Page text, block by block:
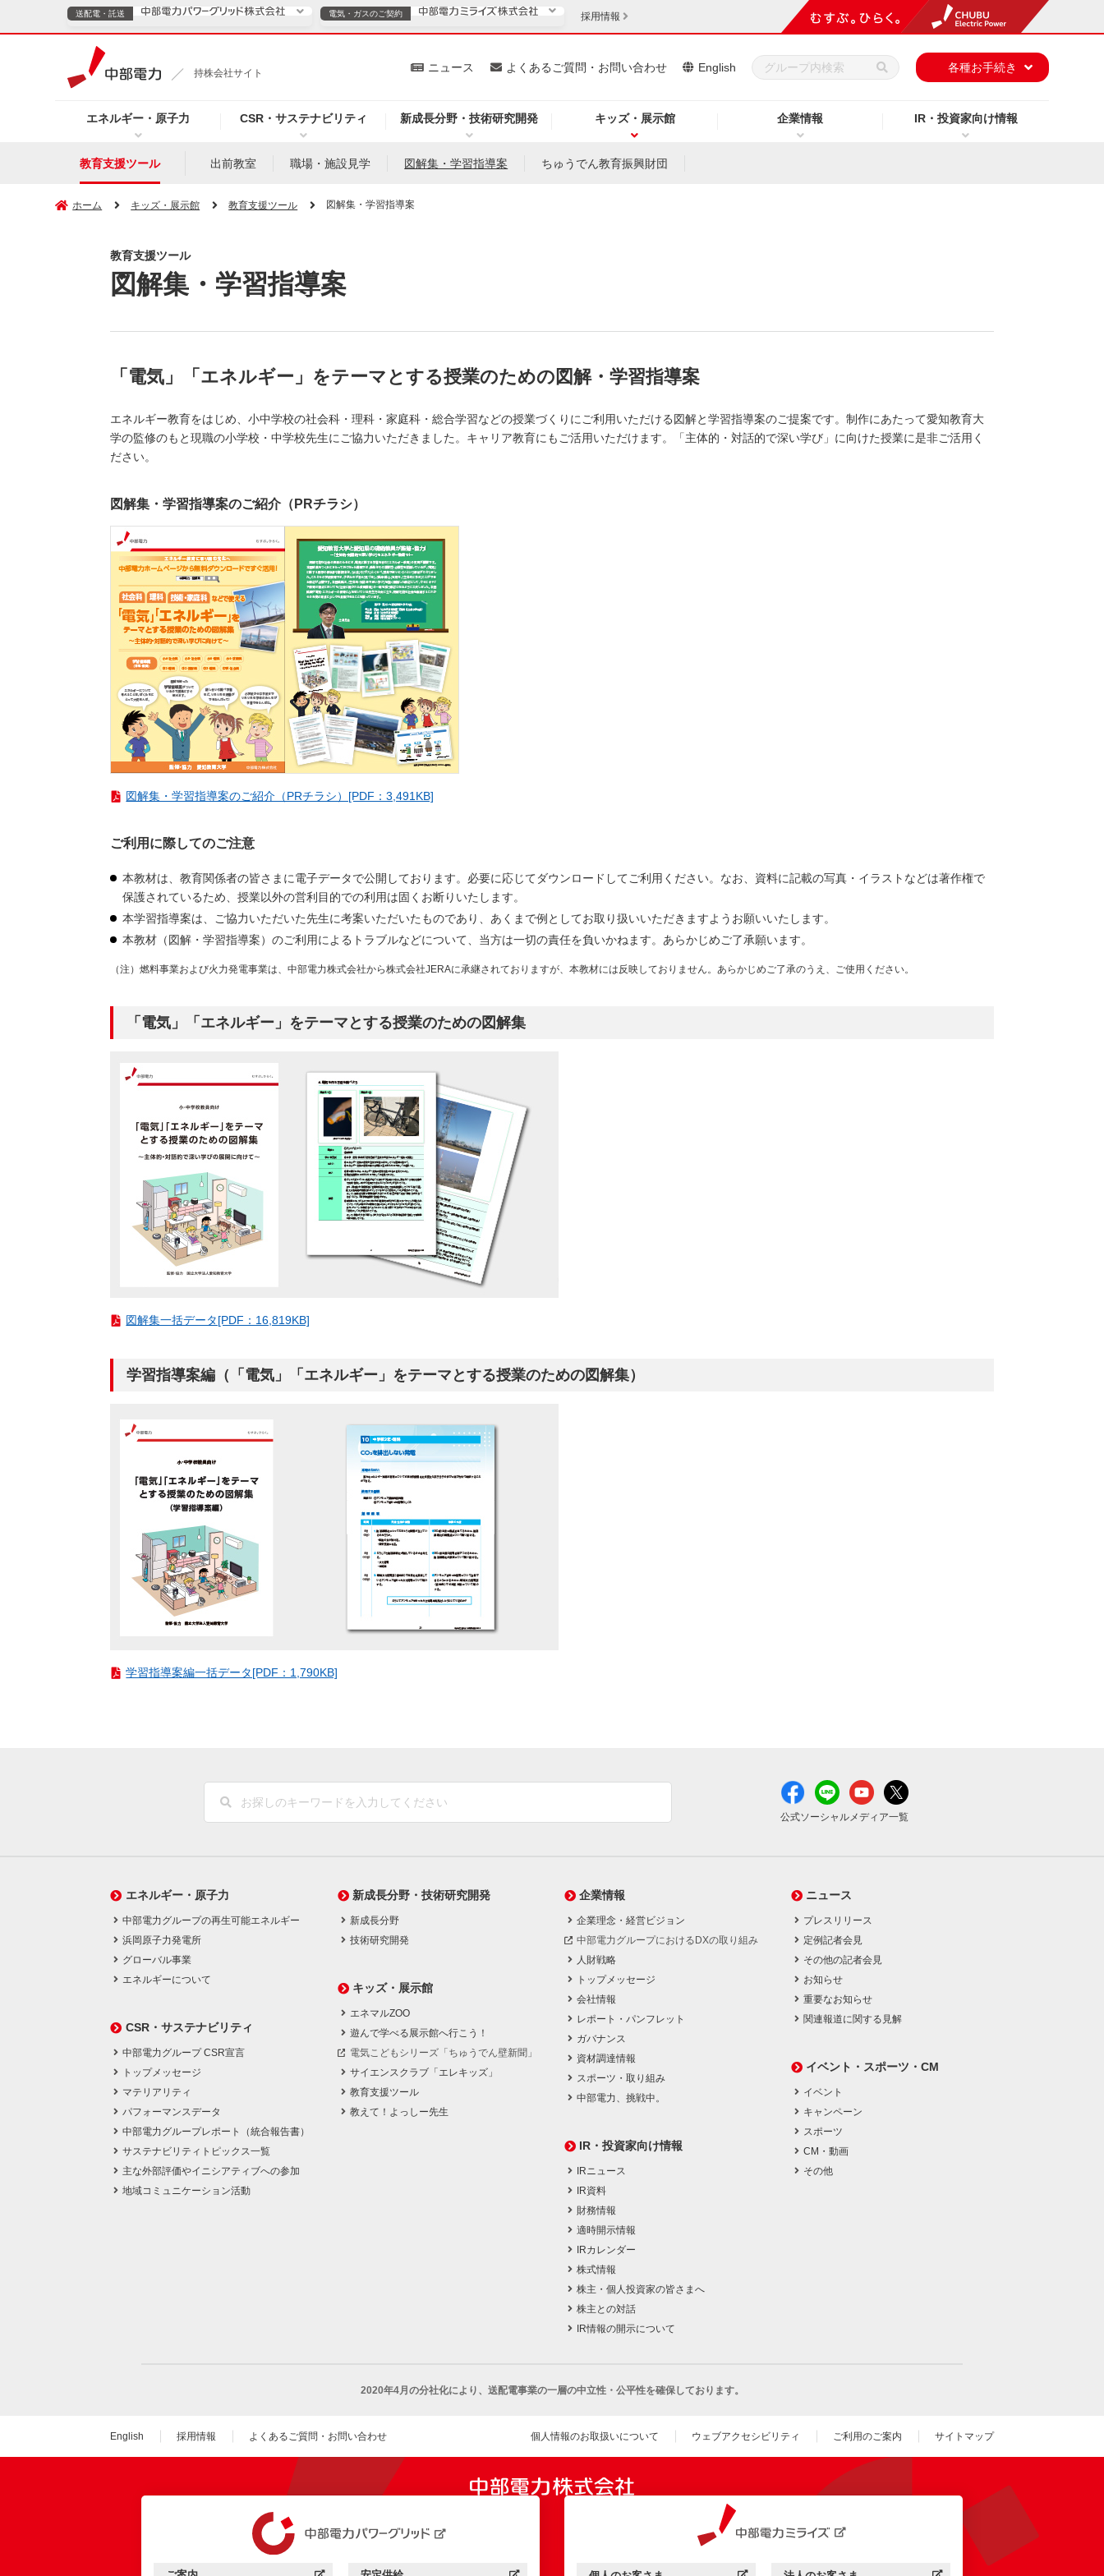
持株会社サイト
エネルギー・原子力 CSR・サステナビリティ 新成長分野・技術研究開発 キッズ・展示館 企業情報 IR・投資家向け情報
ニュース よくあるご質問・お問い合わせ English 各種お手続き
送配電・託送
（新しいウィンドウを開きます）
よくあるご質問・お問い合わせ（新しいウィンドウを開きます）
電気・ガスのご契約
電気・ガスのご契約
プレスリリース（新しいウィンドウを開きます）
お知らせ（新しいウィンドウを開きます）
よくあるご質問・お問い合わせ
採用情報
教育支援ツール 出前教室 職場・施設見学 図解集・学習指導案 ちゅうでん教育振興財団
ホーム キッズ・展示館 教育支援ツール 図解集・学習指導案
教育支援ツール
図解集・学習指導案
「電気」「エネルギー」をテーマとする授業のための図解・学習指導案
エネルギー教育をはじめ、小中学校の社会科・理科・家庭科・総合学習などの授業づくりにご利用いただける図解と学習指導案のご提案です。制作にあたって愛知教育大
学の監修のもと現職の小学校・中学校先生にご協力いただきました。キャリア教育にもご活用いただけます。「主体的・対話的で深い学び」に向けた授業に是非ご活用く
ださい。
図解集・学習指導案のご紹介（PRチラシ）
図解集・学習指導案のご紹介（PRチラシ）[PDF：3,491KB]
ご利用に際してのご注意
本教材は、教育関係者の皆さまに電子データで公開しております。必要に応じてダウンロードしてご利用ください。なお、資料に記載の写真・イラストなどは著作権で
保護されているため、授業以外の営利目的での利用は固くお断りいたします。
本学習指導案は、ご協力いただいた先生に考案いただいたものであり、あくまで例としてお取り扱いいただきますようお願いいたします。
本教材（図解・学習指導案）のご利用によるトラブルなどについて、当方は一切の責任を負いかねます。あらかじめご了承願います。
（注）燃料事業および火力発電事業は、中部電力株式会社から株式会社JERAに承継されておりますが、本教材には反映しておりません。あらかじめご了承のうえ、ご使用ください。
「電気」「エネルギー」をテーマとする授業のための図解集
図解集一括データ[PDF：16,819KB]
学習指導案編（「電気」「エネルギー」をテーマとする授業のための図解集）
学習指導案編一括データ[PDF：1,790KB]
公式ソーシャルメディア一覧
エネルギー・原子力
中部電力グループの再生可能エネルギー
浜岡原子力発電所
グローバル事業
エネルギーについて
CSR・サステナビリティ
中部電力グループ CSR宣言
トップメッセージ
マテリアリティ
パフォーマンスデータ
中部電力グループレポート（統合報告書）
サステナビリティトピックス一覧
主な外部評価やイニシアティブへの参加
地域コミュニケーション活動
新成長分野・技術研究開発
新成長分野
技術研究開発
キッズ・展示館
エネマルZOO
遊んで学べる展示館へ行こう！
電気こどもシリーズ「ちゅうでん壁新聞」
サイエンスクラブ「エレキッズ」
教育支援ツール
教えて！よっしー先生
企業情報
企業理念・経営ビジョン
中部電力グループにおけるDXの取り組み
人財戦略
トップメッセージ
会社情報
レポート・パンフレット
ガバナンス
資材調達情報
スポーツ・取り組み
中部電力、挑戦中。
IR・投資家向け情報
IRニュース
IR資料
財務情報
適時開示情報
IRカレンダー
株式情報
株主・個人投資家の皆さまへ
株主との対話
IR情報の開示について
ニュース
プレスリリース
定例記者会見
その他の記者会見
お知らせ
重要なお知らせ
関連報道に関する見解
イベント・スポーツ・CM
イベント
キャンペーン
スポーツ
CM・動画
その他
2020年4月の分社化により、 送配電事業の一層の中立性・公平性を確保しております。
English 採用情報 よくあるご質問・お問い合わせ 個人情報のお取扱いについて ウェブアクセシビリティ ご利用のご案内 サイトマップ